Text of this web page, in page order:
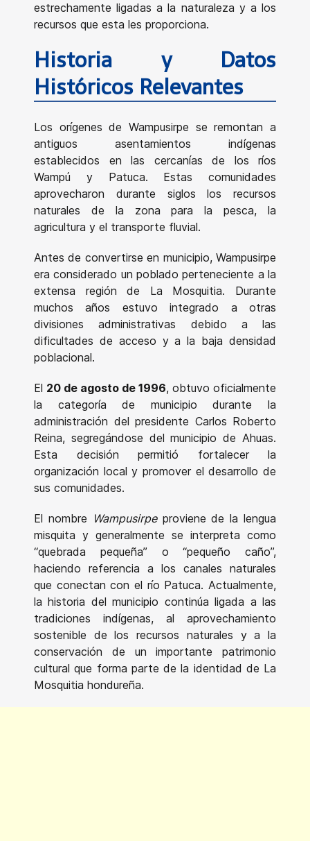
estrechamente ligadas a la naturaleza y a los
recursos que esta les proporciona.
Historia y Datos
Históricos Relevantes
Los orígenes de Wampusirpe se remontan a
antiguos asentamientos indígenas
establecidos en las cercanías de los ríos
Wampú y Patuca. Estas comunidades
aprovecharon durante siglos los recursos
naturales de la zona para la pesca, la
agricultura y el transporte fluvial.
Antes de convertirse en municipio, Wampusirpe
era considerado un poblado perteneciente a la
extensa región de La Mosquitia. Durante
muchos años estuvo integrado a otras
divisiones administrativas debido a las
dificultades de acceso y a la baja densidad
poblacional.
El 20 de agosto de 1996, obtuvo oficialmente
la categoría de municipio durante la
administración del presidente Carlos Roberto
Reina, segregándose del municipio de Ahuas.
Esta decisión permitió fortalecer la
organización local y promover el desarrollo de
sus comunidades.
El nombre Wampusirpeproviene de la lengua
misquita y generalmente se interpreta como
“quebrada pequeña” o “pequeño caño”,
haciendo referencia a los canales naturales
que conectan con el río Patuca. Actualmente,
la historia del municipio continúa ligada a las
tradiciones indígenas, al aprovechamiento
sostenible de los recursos naturales y a la
conservación de un importante patrimonio
cultural que forma parte de la identidad de La
Mosquitia hondureña.